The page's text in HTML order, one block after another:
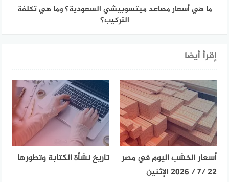
ما هي أسعار مصاعد ميتسوبيشي السعودية؟ وما هي تكلفة
التركيب؟
إقرأ أيضا
أسعار الخشب اليوم في مصر
22 /7 / 2026 الإثنين
تاريخ نشأة الكتابة وتطورها